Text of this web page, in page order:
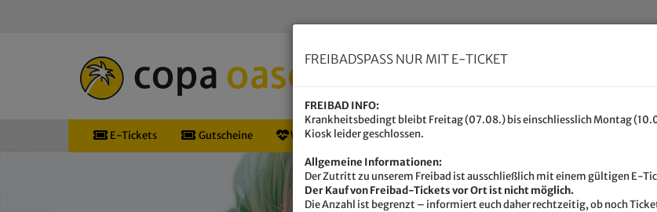
E-Tickets Gutscheine Wellness & Beauty
FREIBADSPASS NUR MIT E-TICKET
FREIBAD INFO:
Krankheitsbedingt bleibt Freitag (07.08.) bis einschliesslich Montag
Kiosk leider geschlossen.
Allgemeine Informationen:
Der Zutritt zu unserem Freibad ist ausschließlich mit einem gültigen E-
Der Kauf von Freibad-Tickets vor Ort ist nicht möglich.
Die Anzahl ist begrenzt – informiert euch daher rechtzeitig, ob noch